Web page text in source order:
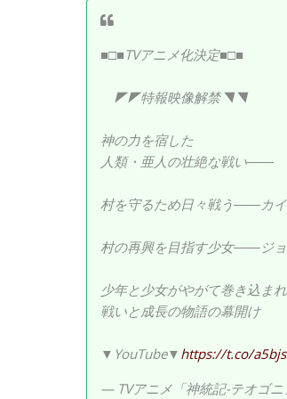
■□■TVアニメ化決定■□■
◤◤特報映像解禁◥◥
神の力を宿した
人類・亜人の壮絶な戦い――
村を守るため日々戦う――カイ
村の再興を目指す少女――ジ
少年と少女がやがて巻き込ま
戦いと成長の物語の幕開け
▼YouTube▼ https://t.co/
— TVアニメ「神統記-テオゴ